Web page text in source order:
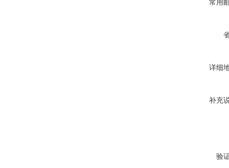
常用
详细
补充
验